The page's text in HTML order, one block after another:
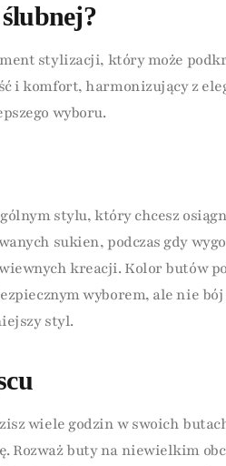
stylizacji, który może
i komfort, harmonizujący z
wyboru.
stylu, który chcesz
sukien, podczas gdy
kreacji. Kolor butów
wyborem, ale nie
styl.
wiele godzin w swoich
Rozważ buty na niewielkim